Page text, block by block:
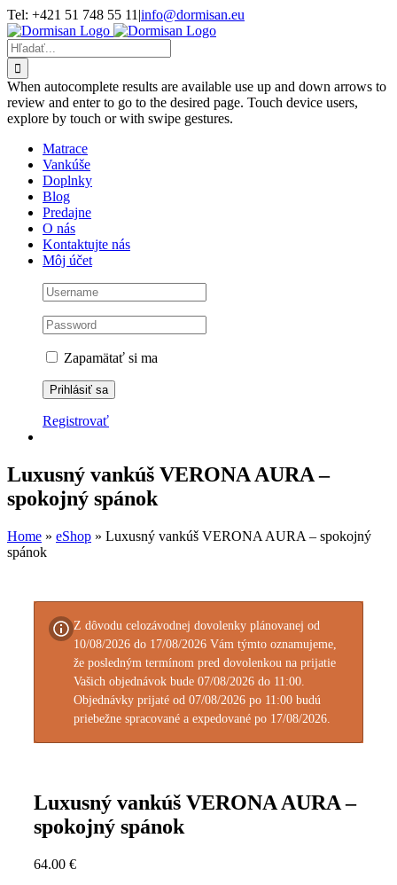
Skip
to
content
Tel: +421 51 748 55 11 |info@dormisan.eu
Hľadať:
When autocomplete results are available use up and down arrows to
review and enter to go to the desired page. Touch device users,
explore by touch or with swipe gestures.
Matrace
Vankúše
Doplnky
Blog
Predajne
O nás
Kontaktujte nás
Môj účet
Zapamätať si ma
Registrovať
Luxusný vankúš VERONA AURA –
spokojný spánok
Home » eShop » Luxusný vankúš VERONA AURA – spokojný
spánok
Z dôvodu celozávodnej dovolenky plánovanej od
10/08/2026 do 17/08/2026 Vám týmto oznamujeme,
že posledným termínom pred dovolenkou na prijatie
Vašich objednávok bude 07/08/2026 do 11:00.
Objednávky prijaté od 07/08/2026 po 11:00 budú
priebežne spracované a expedované po 17/08/2026.
Luxusný vankúš VERONA AURA –
spokojný spánok
64.00 €